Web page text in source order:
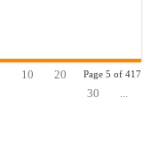
Page 5 of 417
10
20
30